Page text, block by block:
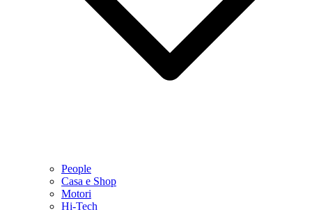
People
Casa e Shop
Motori
Hi-Tech